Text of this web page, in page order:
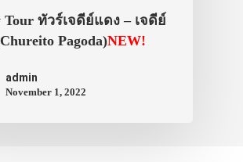
Tour ทัวร์เจดีย์แดง – เจดีย์
Pagoda)NEW!
admin
November 1, 2022